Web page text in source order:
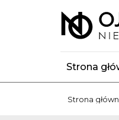
Strona
Strona